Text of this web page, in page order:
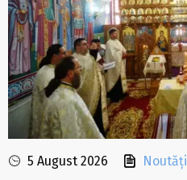
5 August 2026 Noutăți